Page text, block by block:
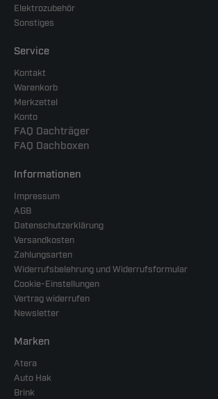
Elektrozubehör
Sonstiges
Service
Kontakt
Warenkorb
Merkzettel
Konto
FAQ Dachträger
FAQ Dachboxen
Informationen
Impressum
AGB
Datenschutzerklärung
Versandkosten
Zahlungsarten
Widerrufsbelehrung und Widerrufsformular
Cookie-Einstellungen
Vertrag widerrufen
Newsletter
Marken
Atera
Auto Hak
Brink